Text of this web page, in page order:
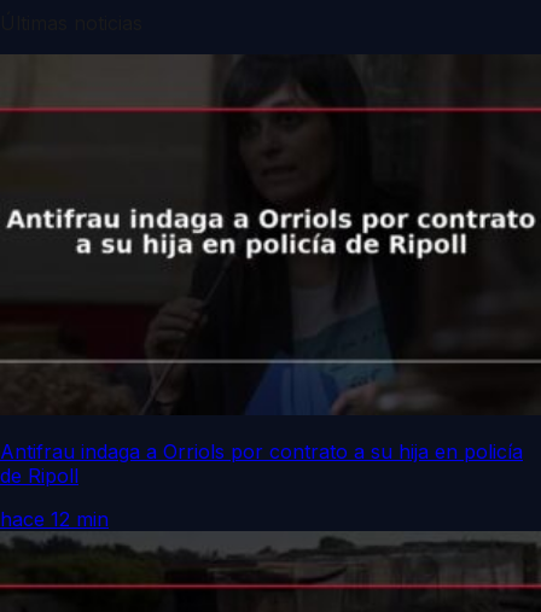
Antifrau indaga a Orriols por contrato a su hija en policía
de Ripoll
hace 12 min